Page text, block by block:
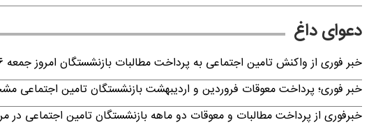
دعوای داغ
خبر فوری از واکنش تامین اجتماعی به پرداخت مطالبات بازنشستگان امروز جمعه ۱۶ مرداد ۱۴۰۵
خبر فوری؛ پرداخت معوقات فروردین و اردیبهشت بازنشستگان تامین
خبرفوری از پرداخت مطالبات و معوقات دو ماهه بازنشستگان تامین اجتماعی در مرداد